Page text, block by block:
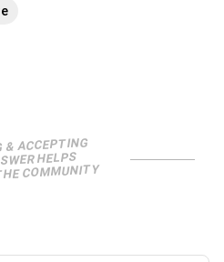
& ACCEPTING
HELPS
COMMUNITY